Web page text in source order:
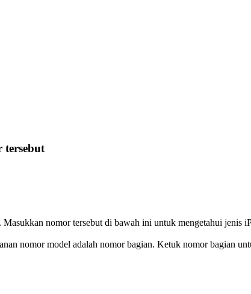
tersebut
nomor tersebut di bawah ini untuk mengetahui jenis
nomor model adalah nomor bagian. Ketuk nomor bagian